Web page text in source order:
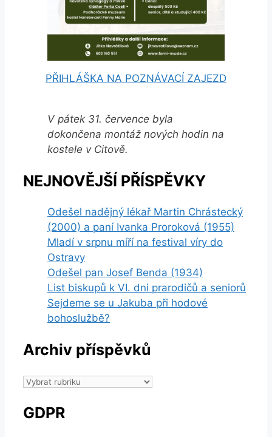
PŘIHLÁŠKA NA POZNÁVACÍ ZAJEZD
V pátek 31. července byla
dokončena montáž nových hodin na
kostele v Citově.
NEJNOVĚJŠÍ PŘÍSPĚVKY
Odešel nadějný lékař Martin Chrástecký
(2000) a paní Ivanka Proroková (1955)
Mladí v srpnu míří na festival víry do
Ostravy
Odešel pan Josef Benda (1934)
List biskupů k VI. dni prarodičů a seniorů
Sejdeme se u Jakuba při hodové
bohoslužbě?
Archiv příspěvků
Archiv
GDPR